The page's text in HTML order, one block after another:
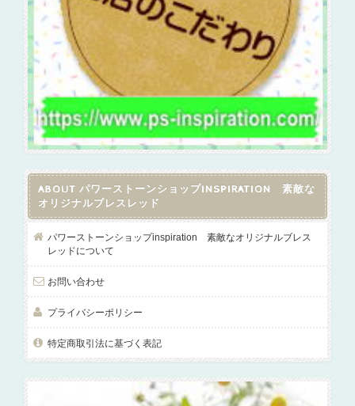
ABOUT パワーストーンショップINSPIRATION 素敵な
オリジナルブレスレッド
パワーストーンショップinspiration 素敵なオリジナルブレス
レッドについて
お問い合わせ
プライバシーポリシー
特定商取引法に基づく表記